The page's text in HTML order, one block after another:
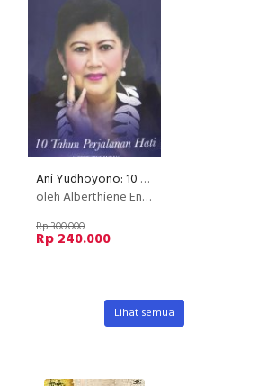
Ani Yudhoyono: 10 Tahun Perjalanan Hati
oleh Alberthiene Endah
Rp 300.000
Rp 240.000
Lihat semua